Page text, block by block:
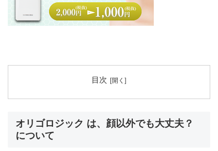
目次
オリゴロジック は、顔以外でも大丈夫？
について